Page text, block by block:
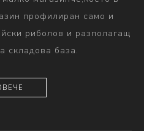
профилиран само и
риболов и разполагащ
складова база.